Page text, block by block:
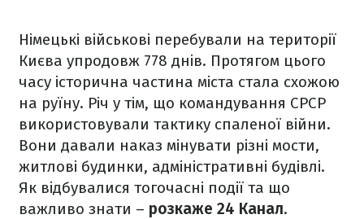
Німецькі військові перебували на території
Києва упродовж 778 днів. Протягом цього
часу історична частина міста стала схожою
на руїну. Річ у тім, що командування СРСР
використовували тактику спаленої війни.
Вони давали наказ мінувати різні мости,
житлові будинки, адміністративні будівлі.
Як відбувалися тогочасні події та що
важливо знати – розкаже 24 Канал.